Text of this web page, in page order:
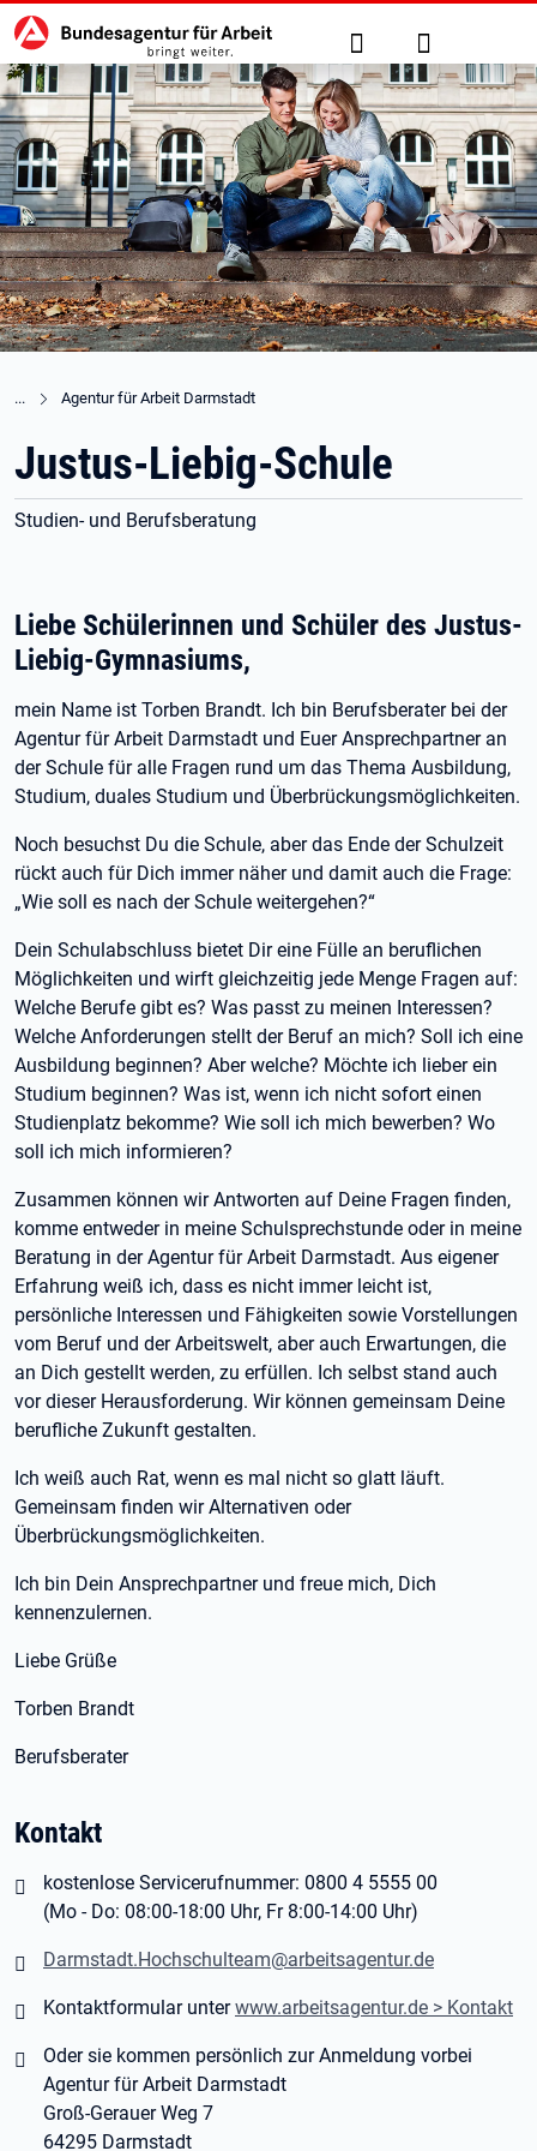
zu den Hauptinhalten springen
Hauptnavigation Suche Anmelden
Agentur für Arbeit Darmstadt
Justus-Liebig-Schule
Studien- und Berufsberatung
Liebe Schülerinnen und Schüler des Justus-
Liebig-Gymnasiums,
mein Name ist Torben Brandt. Ich bin Berufsberater bei der
Agentur für Arbeit Darmstadt und Euer Ansprechpartner an
der Schule für alle Fragen rund um das Thema Ausbildung,
Studium, duales Studium und Überbrückungsmöglichkeiten.
Noch besuchst Du die Schule, aber das Ende der Schulzeit
rückt auch für Dich immer näher und damit auch die Frage:
„Wie soll es nach der Schule weitergehen?“
Dein Schulabschluss bietet Dir eine Fülle an beruflichen
Möglichkeiten und wirft gleichzeitig jede Menge Fragen auf:
Welche Berufe gibt es? Was passt zu meinen Interessen?
Welche Anforderungen stellt der Beruf an mich? Soll ich eine
Ausbildung beginnen? Aber welche? Möchte ich lieber ein
Studium beginnen? Was ist, wenn ich nicht sofort einen
Studienplatz bekomme? Wie soll ich mich bewerben? Wo
soll ich mich informieren?
Zusammen können wir Antworten auf Deine Fragen finden,
komme entweder in meine Schulsprechstunde oder in meine
Beratung in der Agentur für Arbeit Darmstadt. Aus eigener
Erfahrung weiß ich, dass es nicht immer leicht ist,
persönliche Interessen und Fähigkeiten sowie Vorstellungen
vom Beruf und der Arbeitswelt, aber auch Erwartungen, die
an Dich gestellt werden, zu erfüllen. Ich selbst stand auch
vor dieser Herausforderung. Wir können gemeinsam Deine
berufliche Zukunft gestalten.
Ich weiß auch Rat, wenn es mal nicht so glatt läuft.
Gemeinsam finden wir Alternativen oder
Überbrückungsmöglichkeiten.
Ich bin Dein Ansprechpartner und freue mich, Dich
kennenzulernen.
Liebe Grüße
Torben Brandt
Berufsberater
Kontakt
kostenlose Servicerufnummer: 0800 4 5555 00
(Mo - Do: 08:00-18:00 Uhr, Fr 8:00-14:00 Uhr)
Darmstadt.Hochschulteam@arbeitsagentur.de
Kontaktformular unterwww.arbeitsagentur.de > Kontakt
Oder sie kommen persönlich zur Anmeldung vorbei
Agentur für Arbeit Darmstadt
Groß-Gerauer Weg 7
64295 Darmstadt